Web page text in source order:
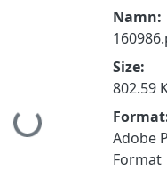
Hämtar...
Namn:
Size:
802.59
Adobe
Format